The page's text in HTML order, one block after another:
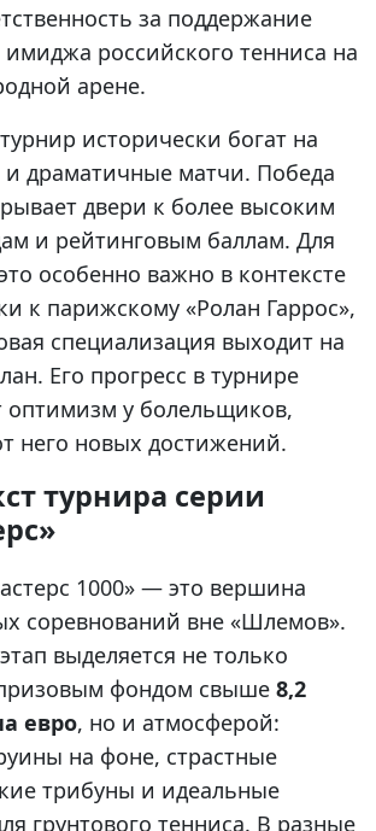
за поддержание
имиджа российского тенниса на
арене.
исторически богат на
и драматичные матчи. Победа
двери к более высоким
и рейтинговым баллам. Для
особенно важно в контексте
к парижскому «Ролан Гаррос»,
специализация выходит на
Его прогресс в турнире
оптимизм у болельщиков,
него новых достижений.
турнира серии
1000» — это вершина
соревнований вне «Шлемов».
выделяется не только
фондом свыше 8,2
евро, но и атмосферой:
на фоне, страстные
трибуны и идеальные
грунтового тенниса. В разные